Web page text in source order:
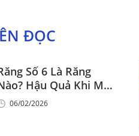
ĐỌC
Số 6 Là Răng
Hậu Quả Khi Mất
Số 6
06/02/2026